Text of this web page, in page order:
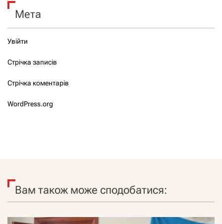
Мета
Увійти
Стрічка записів
Стрічка коментарів
WordPress.org
Вам також може сподобатися: